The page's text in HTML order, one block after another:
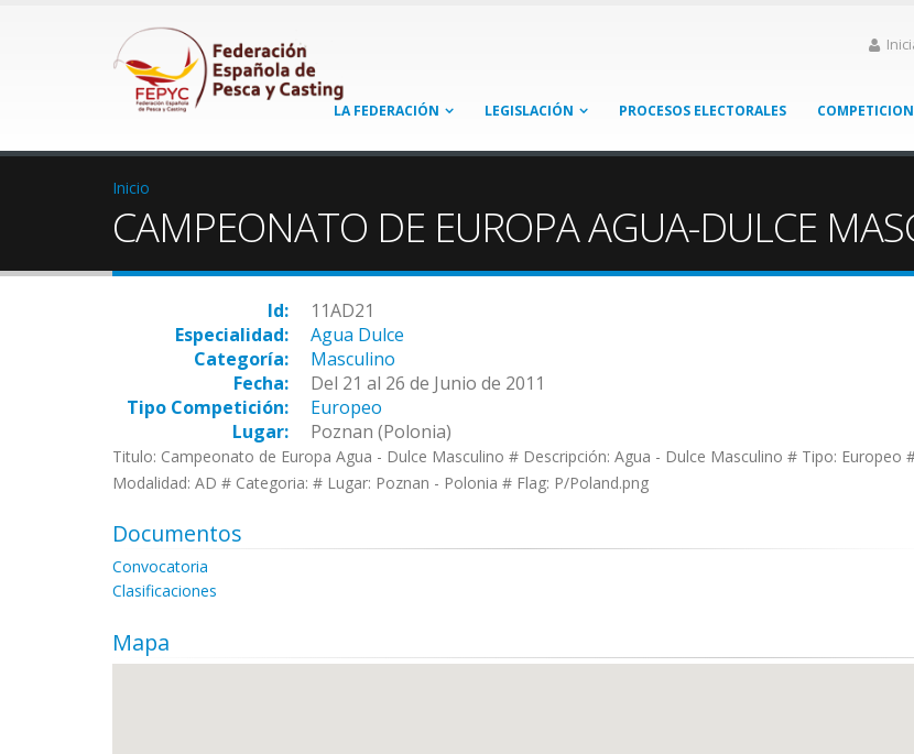
LA FEDERACIÓN LEGISLACIÓN PROCESOS ELECTORALES
Inicio
CAMPEONATO DE EUROPA AGUA-DULCE
Id:
11AD21
Especialidad:
Agua Dulce
Categoría:
Masculino
Fecha:
Del 21 al 26 de Junio de 2011
Tipo Competición:
Europeo
Lugar:
Poznan (Polonia)
Titulo: Campeonato de Europa Agua - Dulce Masculino # Descripción: Agua - Dulce Masculino # Tipo: Europeo
Modalidad: AD # Categoria: # Lugar: Poznan - Polonia # Flag: P/Poland.png
Documentos
Convocatoria
Clasificaciones
Mapa